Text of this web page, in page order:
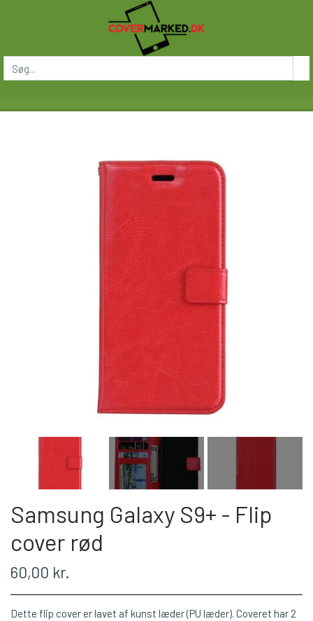
Samsung Galaxy S9+ - Flip
cover rød
60,00 kr.
Dette flip cover er lavet af kunst læder (PU læder). Coveret har 2